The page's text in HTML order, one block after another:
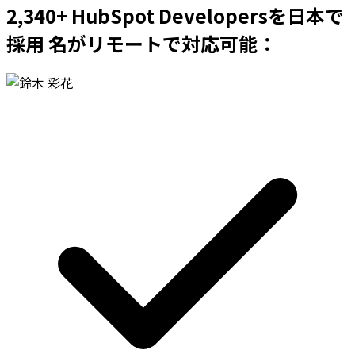
2,340+ HubSpot Developersを日本で
採用 名がリモートで対応可能：